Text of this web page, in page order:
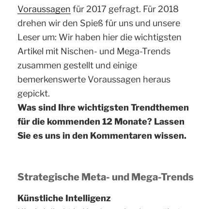
Voraussagen für 2017 gefragt. Für 2018
drehen wir den Spieß für uns und unsere
Leser um: Wir haben hier die wichtigsten
Artikel mit Nischen- und Mega-Trends
zusammen gestellt und einige
bemerkenswerte Voraussagen heraus
gepickt.
Was sind Ihre wichtigsten Trendthemen
für die kommenden 12 Monate? Lassen
Sie es uns in den Kommentaren wissen.
Strategische Meta- und Mega-Trends
Künstliche Intelligenz